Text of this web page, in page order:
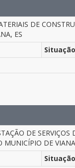
DE
ES
DE
MUNICÍPIO DE